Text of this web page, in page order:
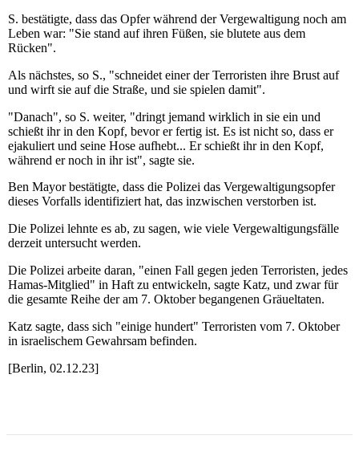
S. bestätigte, dass das Opfer während der Vergewaltigung noch am
Leben war: "Sie stand auf ihren Füßen, sie blutete aus dem
Rücken".
Als nächstes, so S., "schneidet einer der Terroristen ihre Brust auf
und wirft sie auf die Straße, und sie spielen damit".
"Danach", so S. weiter, "dringt jemand wirklich in sie ein und
schießt ihr in den Kopf, bevor er fertig ist. Es ist nicht so, dass er
ejakuliert und seine Hose aufhebt... Er schießt ihr in den Kopf,
während er noch in ihr ist", sagte sie.
Ben Mayor bestätigte, dass die Polizei das Vergewaltigungsopfer
dieses Vorfalls identifiziert hat, das inzwischen verstorben ist.
Die Polizei lehnte es ab, zu sagen, wie viele Vergewaltigungsfälle
derzeit untersucht werden.
Die Polizei arbeite daran, "einen Fall gegen jeden Terroristen, jedes
Hamas-Mitglied" in Haft zu entwickeln, sagte Katz, und zwar für
die gesamte Reihe der am 7. Oktober begangenen Gräueltaten.
Katz sagte, dass sich "einige hundert" Terroristen vom 7. Oktober
in israelischem Gewahrsam befinden.
[Berlin, 02.12.23]